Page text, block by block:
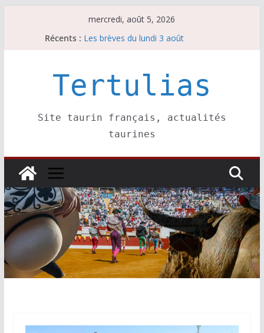
mercredi, août 5, 2026
Récents : La Sokamuturra de Pasai Donibane
Villeneuve, Hugo Tarbelli confirme.
Les brèves du mardi 4 août
Tertulias
Site taurin français, actualités
taurines